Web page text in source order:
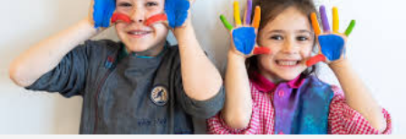
txosten prestaketa, eboluzio bilera,…
Enpresekin hartutako erabakien eranskina.